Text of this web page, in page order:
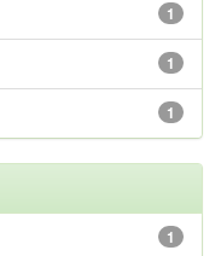
1
1
1
1